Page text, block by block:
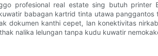
profesional real estate sing butuh
babagan kartrid tinta utawa
dokumen kanthi cepet, lan konektivitas
nalika lelungan tanpa kudu kuwatir